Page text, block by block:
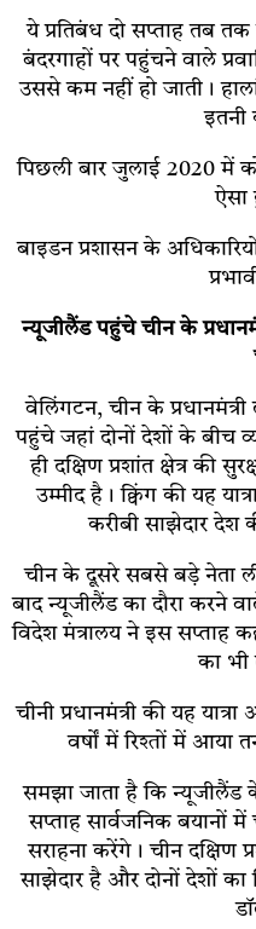
ये प्रतिबंध दो सप्ताह तब
बंदरगाहों पर पहुंचने वाले
उससे कम नहीं हो जाती।
इतनी
पिछली बार जुलाई 2020 में
ऐसा
बाइडन प्रशासन के
न्यूजीलैंड पहुंचे चीन के
वेलिंगटन, चीन के प्रधानमंत्री
पहुंचे जहां दोनों देशों के बीच
ही दक्षिण प्रशांत क्षेत्र की
उम्मीद है। क्विंग की यह
करीबी साझेदार देश
चीन के दूसरे सबसे बड़े नेता ली
बाद न्यूजीलैंड का दौरा करने
विदेश मंत्रालय ने इस सप्ताह
का भी
चीनी प्रधानमंत्री की यह
वर्षों में रिश्तों में आया
समझा जाता है कि न्यूजीलैंड के
सप्ताह सार्वजनिक बयानों
सराहना करेंगे। चीन दक्षिण
साझेदार है और दोनों देशों का